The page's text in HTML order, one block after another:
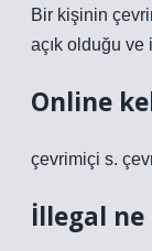
Bir kişinin
açık olduğu ve
Online
çevrimiçi s.
İllegal ne